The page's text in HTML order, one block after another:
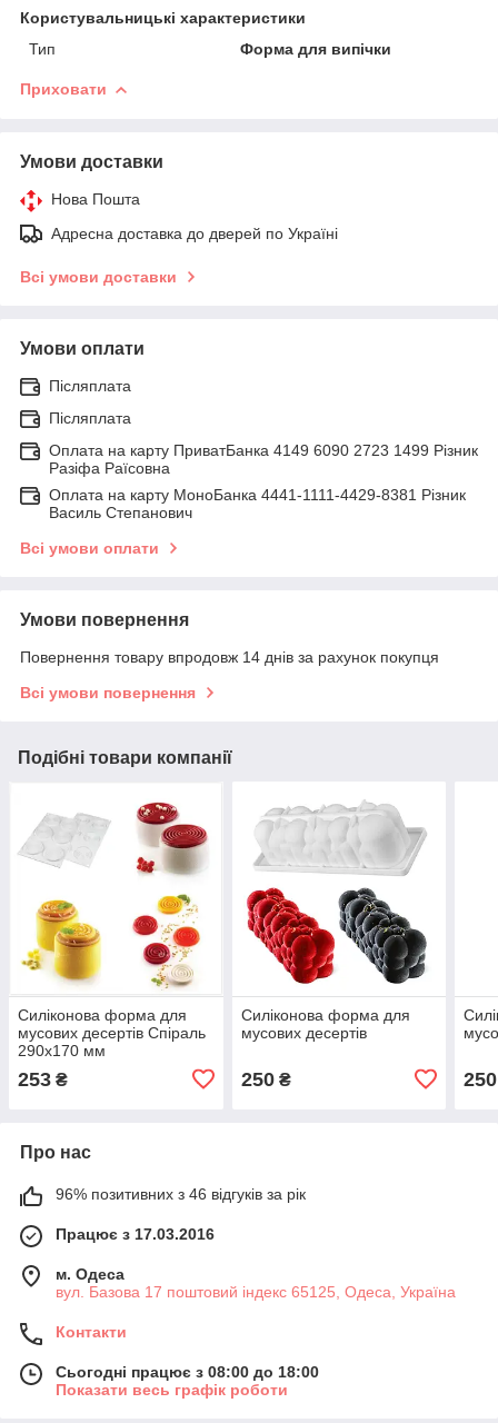
Користувальницькі характеристики
Тип
Форма для випічки
Приховати
Умови доставки
Нова Пошта
Адресна доставка до дверей по Україні
Всі умови доставки
Умови оплати
Післяплата
Післяплата
Оплата на карту ПриватБанка 4149 6090 2723 1499 Різник
Разіфа Раїсовна
Оплата на карту МоноБанка 4441-1111-4429-8381 Різник
Василь Степанович
Всі умови оплати
Умови повернення
Повернення товару впродовж 14 днів за рахунок покупця
Всі умови повернення
Подібні товари компанії
Силіконова форма для
мусових десертів Спіраль
290х170 мм
253 ₴
Силіконова форма для
мусових десертів
250₴ 250
Про нас
96% позитивних з 46 відгуків за рік
Працює з 17.03.2016
м. Одеса
вул. Базова 17 поштовий індекс 65125, Одеса, Україна
Контакти
Сьогодні працює з 08:00 до 18:00
Показати весь графік роботи